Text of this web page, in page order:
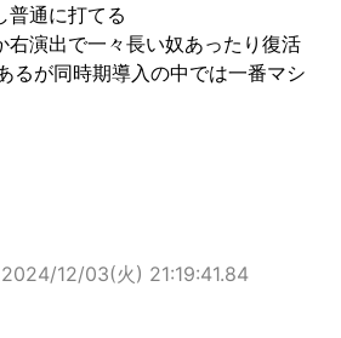
普通に打てる
右演出で一々長い奴あったり復活
るが同時期導入の中では一番マシ
2024/12/03(火) 21:19:41.84